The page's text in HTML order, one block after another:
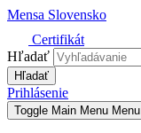
Mensa Slovensko
Certifikát
Hľadať
Prihlásenie
Toggle Main Menu Menu